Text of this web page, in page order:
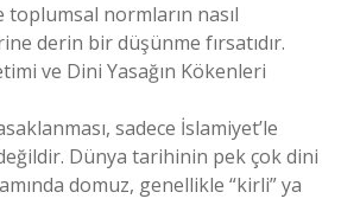
toplumsal normların nasıl
derin bir düşünme fırsatıdır.
ve Dini Yasağın Kökenleri
sadece İslamiyet’le
Dünya tarihinin pek çok dini
domuz, genellikle “kirli” ya